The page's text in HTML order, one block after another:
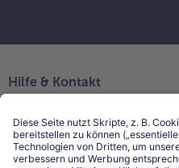
Hilfe & Kontakt
Kontakt
FAQ